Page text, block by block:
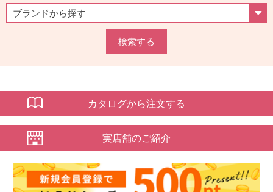
検索する
カタログから注文する
実店舗のご紹介